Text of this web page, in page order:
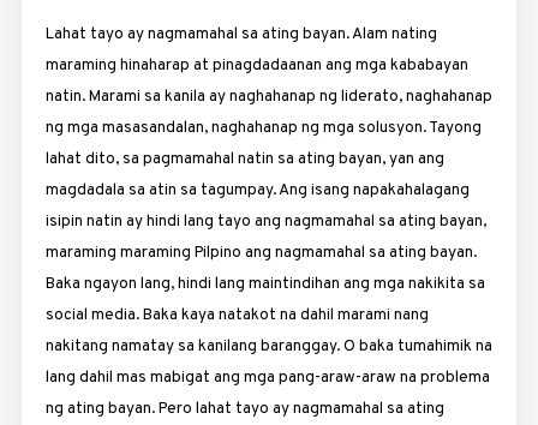
Lahat tayo ay nagmamahal sa ating bayan. Alam nating
maraming hinaharap at pinagdadaanan ang mga kababayan
natin. Marami sa kanila ay naghahanap ng liderato, naghahanap
ng mga masasandalan, naghahanap ng mga solusyon. Tayong
lahat dito, sa pagmamahal natin sa ating bayan, yan ang
magdadala sa atin sa tagumpay. Ang isang napakahalagang
isipin natin ay hindi lang tayo ang nagmamahal sa ating bayan,
maraming maraming Pilpino ang nagmamahal sa ating bayan.
Baka ngayon lang, hindi lang maintindihan ang mga nakikita sa
social media. Baka kaya natakot na dahil marami nang
nakitang namatay sa kanilang baranggay. O baka tumahimik na
lang dahil mas mabigat ang mga pang-araw-araw na problema
ng ating bayan. Pero lahat tayo ay nagmamahal sa ating